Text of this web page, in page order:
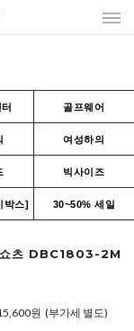
골프웨어
여성하의
빅사이즈
박스] 30~50% 세일
쇼츠 DBC1803-2M
원 (부가세 별도)